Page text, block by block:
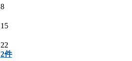
8
15
22
2件